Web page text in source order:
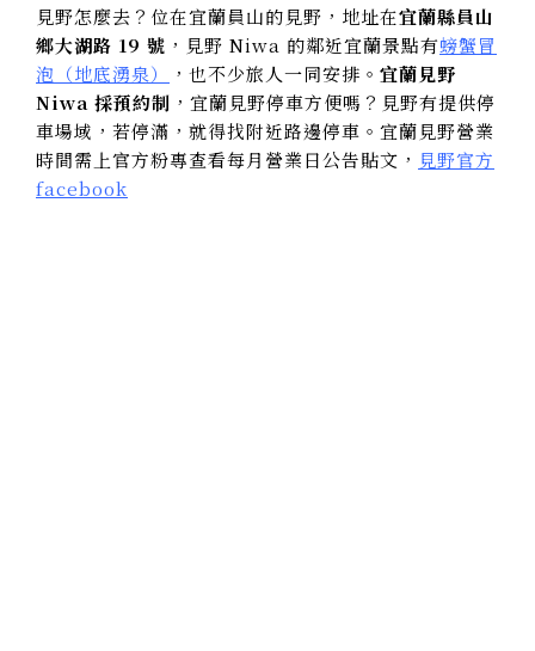
見野怎麼去？位在宜蘭員山的見野，地址在宜蘭縣員山
鄉大湖路 19 號 ，見野 Niwa 的鄰近宜蘭景點有螃蟹冒
泡（地底湧泉）
，也不少旅人一同安排。 宜蘭見野
Niwa 採預約制 ，宜蘭見野停車方便嗎？見野有提供停
車場域，若停滿，就得找附近路邊停車。宜蘭見野營業
時間需上官方粉專查看每月營業日公告貼文， 見野官方
facebook